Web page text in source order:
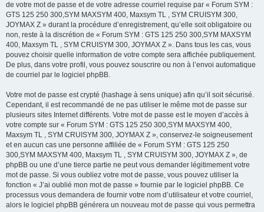
de votre mot de passe et de votre adresse courriel requise par « Forum SYM :
GTS 125 250 300,SYM MAXSYM 400, Maxsym TL , SYM CRUISYM 300,
JOYMAX Z » durant la procédure d’enregistrement, qu’elle soit obligatoire ou
non, reste à la discrétion de « Forum SYM : GTS 125 250 300,SYM MAXSYM
400, Maxsym TL , SYM CRUISYM 300, JOYMAX Z ». Dans tous les cas, vous
pouvez choisir quelle information de votre compte sera affichée publiquement.
De plus, dans votre profil, vous pouvez souscrire ou non à l’envoi automatique
de courriel par le logiciel phpBB.
Votre mot de passe est crypté (hashage à sens unique) afin qu’il soit sécurisé.
Cependant, il est recommandé de ne pas utiliser le même mot de passe sur
plusieurs sites Internet différents. Votre mot de passe est le moyen d’accès à
votre compte sur « Forum SYM : GTS 125 250 300,SYM MAXSYM 400,
Maxsym TL , SYM CRUISYM 300, JOYMAX Z », conservez-le soigneusement
et en aucun cas une personne affiliée de « Forum SYM : GTS 125 250
300,SYM MAXSYM 400, Maxsym TL , SYM CRUISYM 300, JOYMAX Z », de
phpBB ou une d’une tierce partie ne peut vous demander légitimement votre
mot de passe. Si vous oubliez votre mot de passe, vous pouvez utiliser la
fonction « J’ai oublié mon mot de passe » fournie par le logiciel phpBB. Ce
processus vous demandera de fournir votre nom d’utilisateur et votre courriel,
alors le logiciel phpBB générera un nouveau mot de passe qui vous permettra